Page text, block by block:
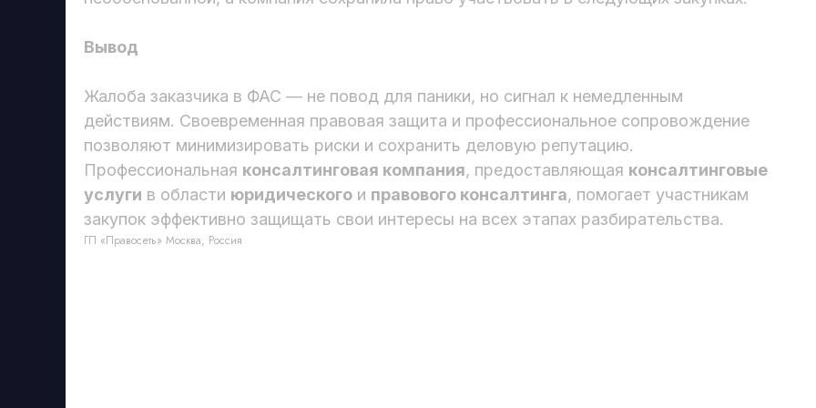
Вывод
Жалоба заказчика в ФАС — не повод для паники, но сигнал к немедленным
действиям. Своевременная правовая защита и профессиональное сопровождение
позволяют минимизировать риски и сохранить деловую репутацию.
Профессиональная консалтинговая компания, предоставляющая консалтинговые
услуги в области юридического и правового консалтинга, помогает участникам
закупок эффективно защищать свои интересы на всех этапах разбирательства.
ГП «Правосеть» Москва, Россия